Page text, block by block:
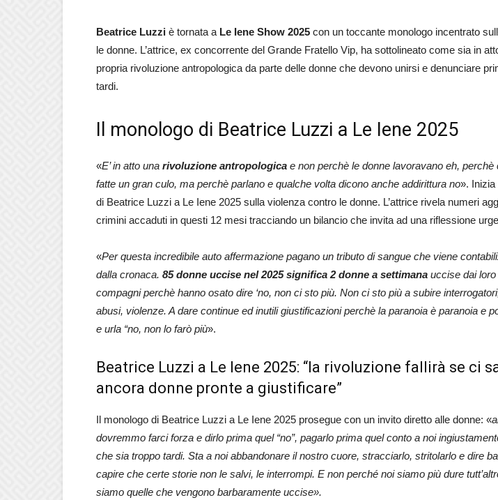
Beatrice Luzzi è tornata a Le Iene Show 2025 con un toccante monologo incentrato
le donne. L’attrice, ex concorrente del Grande Fratello Vip, ha sottolineato come sia in
propria rivoluzione antropologica da parte delle donne che devono unirsi e denunciare
tardi.
Il monologo di Beatrice Luzzi a Le Iene 2025
«E’ in atto una rivoluzione antropologica e non perchè le donne lavoravano eh,
fatte un gran culo, ma perchè parlano e qualche volta dicono anche addirittura no».
di Beatrice Luzzi a Le Iene 2025 sulla violenza contro le donne. L’attrice rivela numeri
crimini accaduti in questi 12 mesi tracciando un bilancio che invita ad una riflessione
«Per questa incredibile auto affermazione pagano un tributo di sangue che viene
dalla cronaca. 85 donne uccise nel 2025 significa 2 donne a settimana uccise dai
compagni perchè hanno osato dire ‘no, non ci sto più. Non ci sto più a subire
abusi, violenze. A dare continue ed inutili giustificazioni perchè la paranoia è paranoia e
e urla “no, non lo farò più».
Beatrice Luzzi a Le Iene 2025: “la rivoluzione fallirà se ci
ancora donne pronte a giustificare”
Il monologo di Beatrice Luzzi a Le Iene 2025 prosegue con un invito diretto alle donne: «
dovremmo farci forza e dirlo prima quel “no”, pagarlo prima quel conto a noi
che sia troppo tardi. Sta a noi abbandonare il nostro cuore, stracciarlo, stritolarlo e dire
capire che certe storie non le salvi, le interrompi. E non perché noi siamo più dure
siamo quelle che vengono barbaramente uccise».